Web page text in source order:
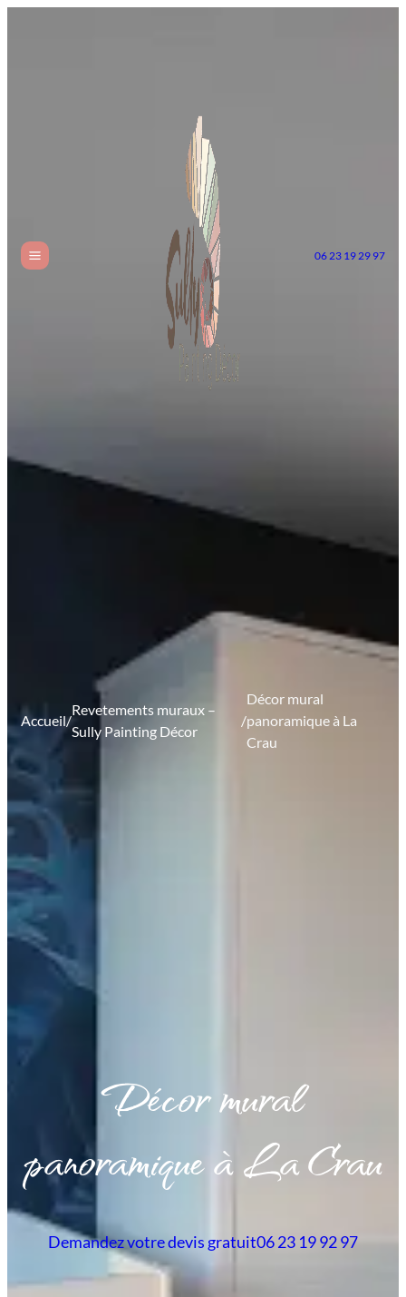
06 23 19 29 97
Accueil/
Revetements muraux –
Sully Painting Décor
/
Décor mural
panoramique à La
Crau
Décor mural
panoramique à La Crau
Demandez votre devis gratuit06 23 19 92 97